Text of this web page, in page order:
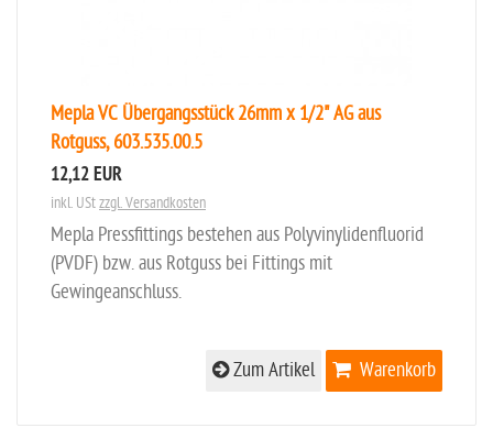
Mepla VC Übergangsstück 26mm x 1/2" AG aus
Rotguss, 603.535.00.5
12,12 EUR
inkl. UStzzgl. Versandkosten
Mepla Pressfittings bestehen aus Polyvinylidenfluorid
(PVDF) bzw. aus Rotguss bei Fittings mit
Gewingeanschluss.
Warenkorb
Zum Artikel